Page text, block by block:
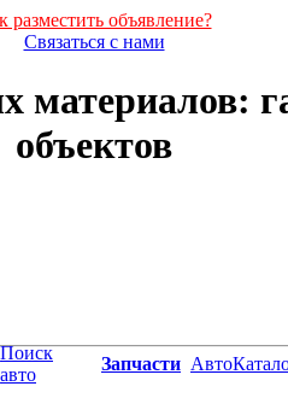
разместить объявление?
Связаться с нами
объектов
Поиск
авто
Запчасти